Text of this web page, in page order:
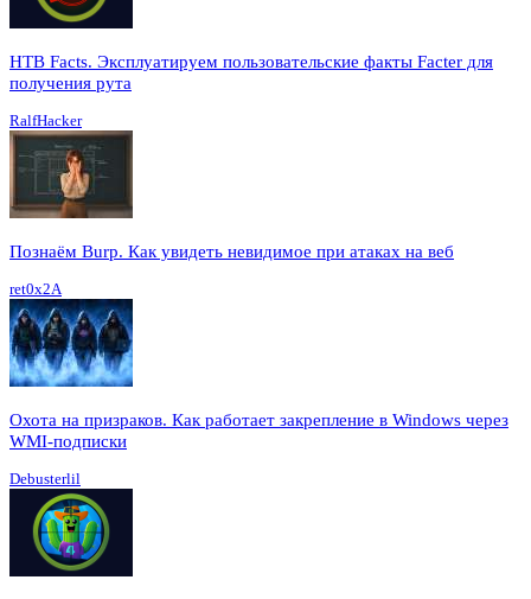
HTB Facts. Эксплуатируем пользовательские факты Facter для
получения рута
RalfHacker
Познаём Burp. Как увидеть невидимое при атаках на веб
ret0x2A
Охота на призраков. Как работает закрепление в Windows через
WMI-подписки
Debusterlil